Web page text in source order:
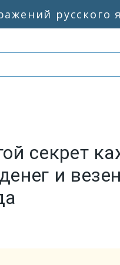
русского
секрет
и